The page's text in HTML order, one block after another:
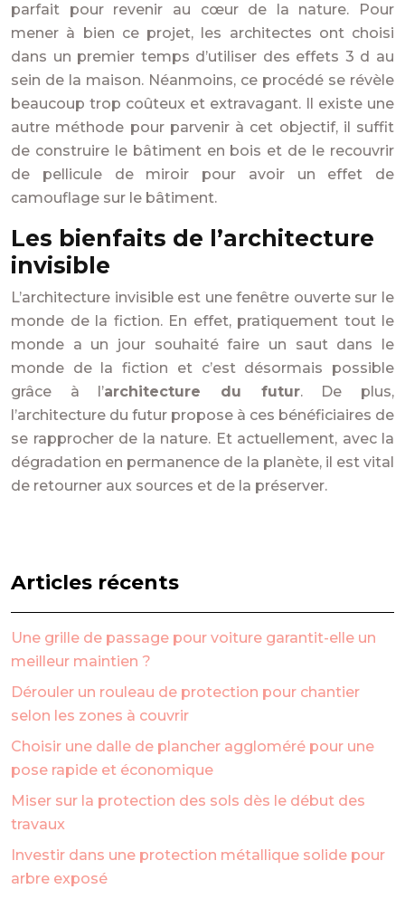
parfait pour revenir au cœur de la nature. Pour
mener à bien ce projet, les architectes ont choisi
dans un premier temps d’utiliser des effets 3 d au
sein de la maison. Néanmoins, ce procédé se révèle
beaucoup trop coûteux et extravagant. Il existe une
autre méthode pour parvenir à cet objectif, il suffit
de construire le bâtiment en bois et de le recouvrir
de pellicule de miroir pour avoir un effet de
camouflage sur le bâtiment.
Les bienfaits de l’architecture
invisible
L’architecture invisible est une fenêtre ouverte sur le
monde de la fiction. En effet, pratiquement tout le
monde a un jour souhaité faire un saut dans le
monde de la fiction et c’est désormais possible
grâce à l’architecture du futur. De plus,
l’architecture du futur propose à ces bénéficiaires de
se rapprocher de la nature. Et actuellement, avec la
dégradation en permanence de la planète, il est vital
de retourner aux sources et de la préserver.
Articles récents
Une grille de passage pour voiture garantit-elle un
meilleur maintien ?
Dérouler un rouleau de protection pour chantier
selon les zones à couvrir
Choisir une dalle de plancher aggloméré pour une
pose rapide et économique
Miser sur la protection des sols dès le début des
travaux
Investir dans une protection métallique solide pour
arbre exposé